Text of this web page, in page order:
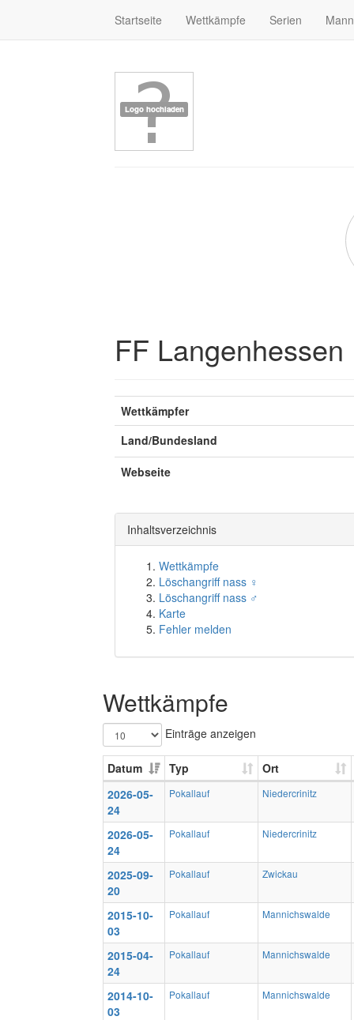
Startseite Wettkämpfe Serien
FF Langenhessen
Wettkämpfer
Land/Bundesland
Webseite
Inhaltsverzeichnis
Wettkämpfe
Löschangriff nass ♀
Löschangriff nass ♂
Karte
Fehler melden
Wettkämpfe
Einträge anzeigen
Datum Typ
Ort
2026-05-
24
Pokallauf Niedercrinitz
2026-05-
24
Pokallauf Niedercrinitz
2025-09-
20
Pokallauf Zwickau
2015-10-
03
Pokallauf Mannichswalde
2015-04-
24
Pokallauf Mannichswalde
2014-10-
03
Pokallauf Mannichswalde